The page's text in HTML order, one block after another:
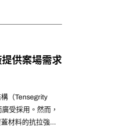
供案場需求
（Tensegrity
受採用。然而，
材料的抗拉強